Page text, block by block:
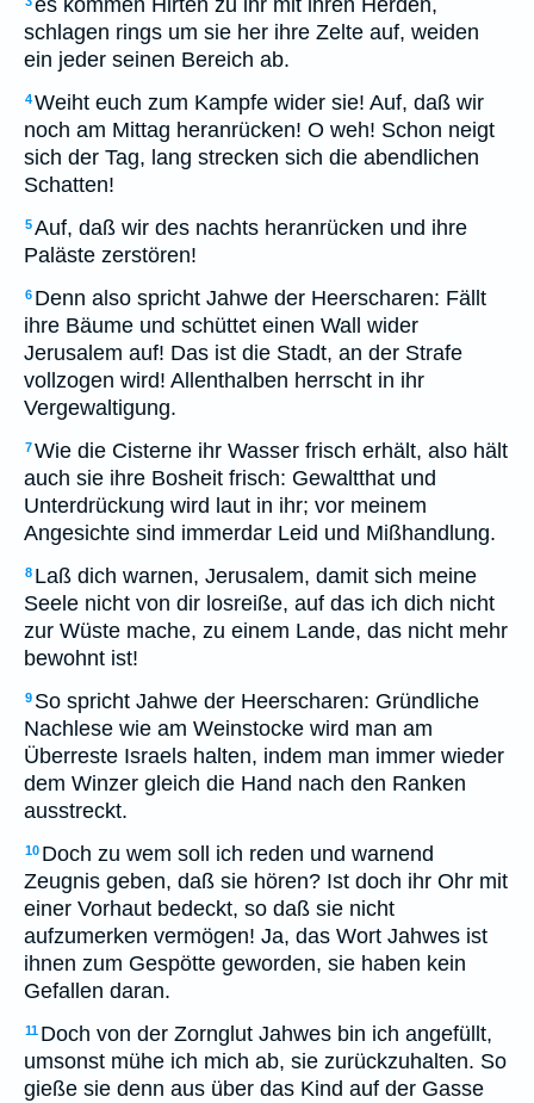
es kommen Hirten zu ihr mit ihren Herden,
schlagen rings um sie her ihre Zelte auf, weiden
ein jeder seinen Bereich ab.
4Weiht euch zum Kampfe wider sie! Auf, daß wir
noch am Mittag heranrücken! O weh! Schon neigt
sich der Tag, lang strecken sich die abendlichen
Schatten!
5Auf, daß wir des nachts heranrücken und ihre
Paläste zerstören!
6 Denn also spricht Jahwe der Heerscharen: Fällt
ihre Bäume und schüttet einen Wall wider
Jerusalem auf! Das ist die Stadt, an der Strafe
vollzogen wird! Allenthalben herrscht in ihr
Vergewaltigung.
7Wie die Cisterne ihr Wasser frisch erhält, also hält
auch sie ihre Bosheit frisch: Gewaltthat und
Unterdrückung wird laut in ihr; vor meinem
Angesichte sind immerdar Leid und Mißhandlung.
8 Laß dich warnen, Jerusalem, damit sich meine
Seele nicht von dir losreiße, auf das ich dich nicht
zur Wüste mache, zu einem Lande, das nicht mehr
bewohnt ist!
9 So spricht Jahwe der Heerscharen: Gründliche
Nachlese wie am Weinstocke wird man am
Überreste Israels halten, indem man immer wieder
dem Winzer gleich die Hand nach den Ranken
ausstreckt.
10 Doch zu wem soll ich reden und warnend
Zeugnis geben, daß sie hören? Ist doch ihr Ohr mit
einer Vorhaut bedeckt, so daß sie nicht
aufzumerken vermögen! Ja, das Wort Jahwes ist
ihnen zum Gespötte geworden, sie haben kein
Gefallen daran.
11 Doch von der Zornglut Jahwes bin ich angefüllt,
umsonst mühe ich mich ab, sie zurückzuhalten. So
gieße sie denn aus über das Kind auf der Gasse